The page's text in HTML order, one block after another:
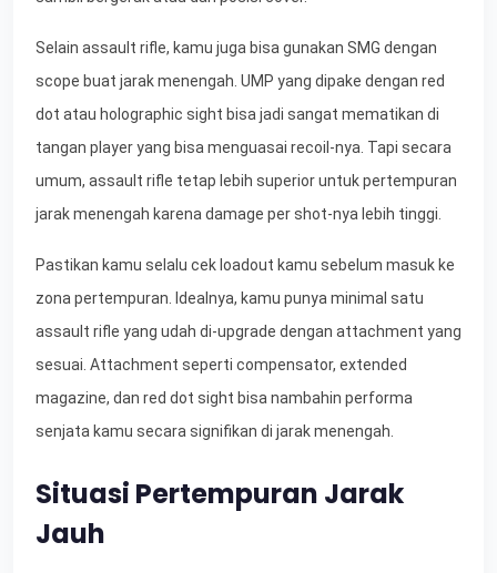
Selain assault rifle, kamu juga bisa gunakan SMG dengan
scope buat jarak menengah. UMP yang dipake dengan red
dot atau holographic sight bisa jadi sangat mematikan di
tangan player yang bisa menguasai recoil-nya. Tapi secara
umum, assault rifle tetap lebih superior untuk pertempuran
jarak menengah karena damage per shot-nya lebih tinggi.
Pastikan kamu selalu cek loadout kamu sebelum masuk ke
zona pertempuran. Idealnya, kamu punya minimal satu
assault rifle yang udah di-upgrade dengan attachment yang
sesuai. Attachment seperti compensator, extended
magazine, dan red dot sight bisa nambahin performa
senjata kamu secara signifikan di jarak menengah.
Situasi Pertempuran Jarak
Jauh